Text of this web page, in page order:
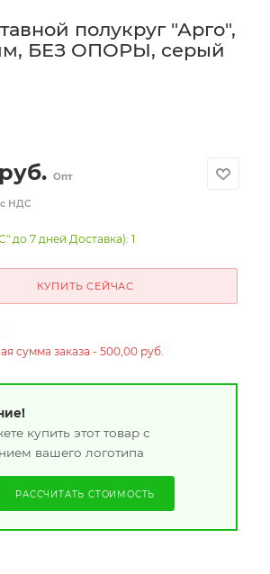
полукруг "Арго",
БЕЗ ОПОРЫ, серый
руб. Опт
с НДС
до 7 дней Доставка): 1
КУПИТЬ СЕЙЧАС
сумма заказа - 500,00 руб.
купить этот товар с
вашего логотипа
РАССЧИТАТЬ СТОИМОСТЬ